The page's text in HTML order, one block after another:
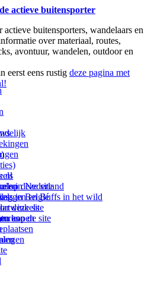
actieve buitensporter
buitensporters, wandelaars en
over materiaal, routes,
avontuur, wandelen, outdoor en
eerst eens rustig deze pagina met
kopen
in Nederland
in Belgié
op deze site
en Buffs in het wild
deze site
aan de site